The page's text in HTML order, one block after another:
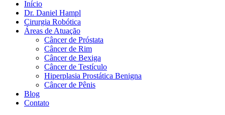
Início
Dr. Daniel Hampl
Cirurgia Robótica
Áreas de Atuação
Câncer de Próstata
Câncer de Rim
Câncer de Bexiga
Câncer de Testículo
Hiperplasia Prostática Benigna
Câncer de Pênis
Blog
Contato